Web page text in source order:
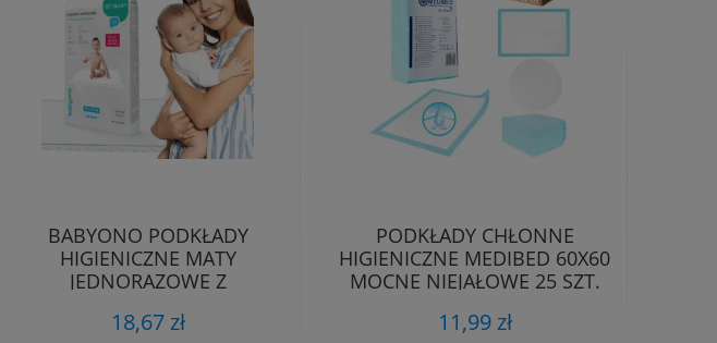
BABYONO PODKŁADY
HIGIENICZNE MATY
JEDNORAZOWE Z
18,67 zł
PODKŁADY CHŁONNE
HIGIENICZNE MEDIBED 60X60
MOCNE NIEJAŁOWE 25 SZT.
11,99 zł